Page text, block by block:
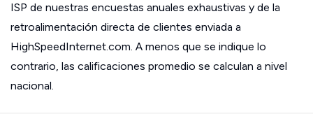
ISP de nuestras encuestas anuales exhaustivas y de la
retroalimentación directa de clientes enviada a
HighSpeedInternet.com. A menos que se indique lo
contrario, las calificaciones promedio se calculan a nivel
nacional.